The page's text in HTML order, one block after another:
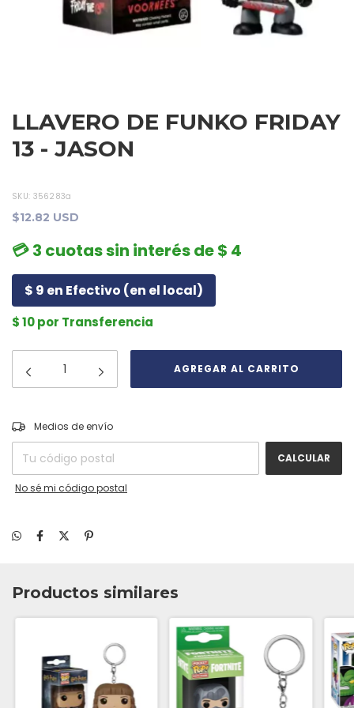
LLAVERO DE FUNKO FRIDAY
13 - JASON
SKU: 356283a
$12.82 USD
💳 3 cuotas sin interés de $ 4
$ 9 en Efectivo (en el local)
$ 10 por Transferencia
Entregas para el CP:
Medios de envío
CALCULAR
No sé mi código postal
Productos similares